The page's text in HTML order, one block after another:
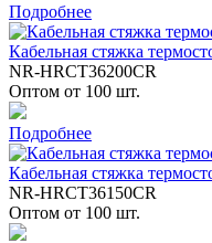
Подробнее
Кабельная стяжка
NR-HRCT36200CR
Оптом от 100 шт.
Подробнее
Кабельная стяжка
NR-HRCT36150CR
Оптом от 100 шт.